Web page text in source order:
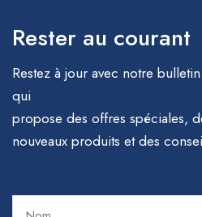
Rester au courant
Restez à jour avec notre
qui
propose des offres spéciales,
nouveaux produits et des